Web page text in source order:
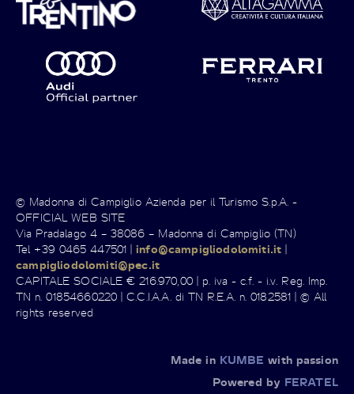
© Madonna di Campiglio Azienda per il Turismo S.p.A. -
OFFICIAL WEB SITE
Via Pradalago 4 – 38086 – Madonna di Campiglio (TN)
Tel +39 0465 447501 |info@campigliodolomiti.it |
campigliodolomiti@pec.it
CAPITALE SOCIALE € 216.970,00 | p. iva - c.f. - i.v. Reg. Imp.
TN n. 01854660220 | C.C.I.A.A. di TN R.E.A. n. 0182581 | © All
rights reserved
Made in KUMBE with passion
Powered by FERATEL